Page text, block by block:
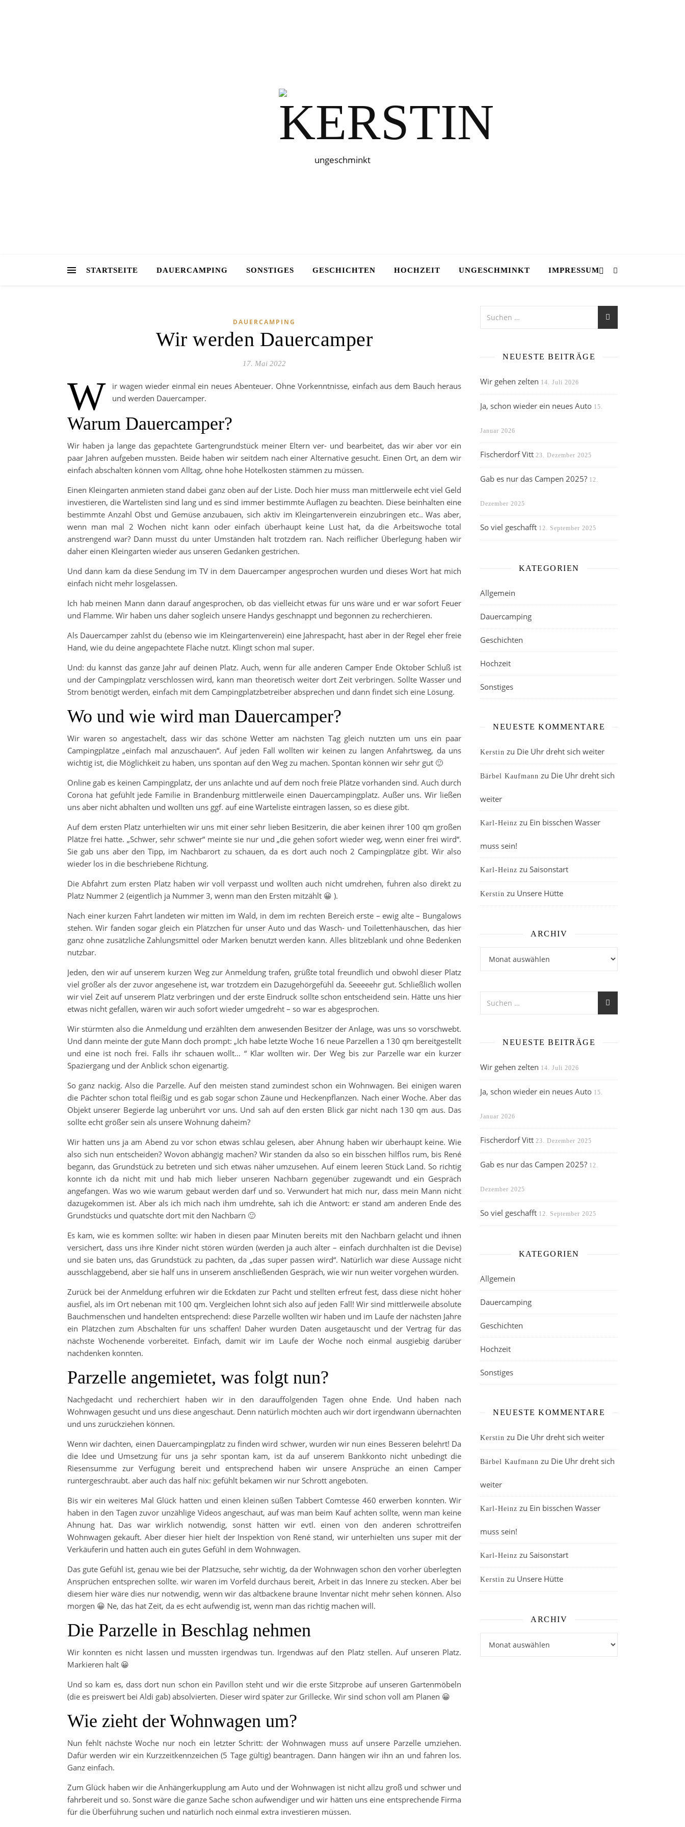
ungeschminkt
STARTSEITE DAUERCAMPING SONSTIGES GESCHICHTEN HOCHZEIT UNGESCHMINKT IMPRESSUM
DAUERCAMPING
Wir werden Dauercamper
17. Mai 2022
W
ir wagen wieder einmal ein neues Abenteuer. Ohne Vorkenntnisse, einfach aus dem Bauch heraus
und werden Dauercamper.
Warum Dauercamper?
Wir haben ja lange das gepachtete Gartengrundstück meiner Eltern ver- und bearbeitet, das wir aber vor ein
paar Jahren aufgeben mussten. Beide haben wir seitdem nach einer Alternative gesucht. Einen Ort, an dem wir
einfach abschalten können vom Alltag, ohne hohe Hotelkosten stämmen zu müssen.
Einen Kleingarten anmieten stand dabei ganz oben auf der Liste. Doch hier muss man mittlerweile echt viel Geld
investieren, die Wartelisten sind lang und es sind immer bestimmte Auflagen zu beachten. Diese beinhalten eine
bestimmte Anzahl Obst und Gemüse anzubauen, sich aktiv im Kleingartenverein einzubringen etc.. Was aber,
wenn man mal 2 Wochen nicht kann oder einfach überhaupt keine Lust hat, da die Arbeitswoche total
anstrengend war? Dann musst du unter Umständen halt trotzdem ran. Nach reiflicher Überlegung haben wir
daher einen Kleingarten wieder aus unseren Gedanken gestrichen.
Und dann kam da diese Sendung im TV in dem Dauercamper angesprochen wurden und dieses Wort hat mich
einfach nicht mehr losgelassen.
Ich hab meinen Mann dann darauf angesprochen, ob das vielleicht etwas für uns wäre und er war sofort Feuer
und Flamme. Wir haben uns daher sogleich unsere Handys geschnappt und begonnen zu recherchieren.
Als Dauercamper zahlst du (ebenso wie im Kleingartenverein) eine Jahrespacht, hast aber in der Regel eher freie
Hand, wie du deine angepachtete Fläche nutzt. Klingt schon mal super.
Und: du kannst das ganze Jahr auf deinen Platz. Auch, wenn für alle anderen Camper Ende Oktober Schluß ist
und der Campingplatz verschlossen wird, kann man theoretisch weiter dort Zeit verbringen. Sollte Wasser und
Strom benötigt werden, einfach mit dem Campingplatzbetreiber absprechen und dann findet sich eine Lösung.
Wo und wie wird man Dauercamper?
Wir waren so angestachelt, dass wir das schöne Wetter am nächsten Tag gleich nutzten um uns ein paar
Campingplätze „einfach mal anzuschauen“. Auf jeden Fall wollten wir keinen zu langen Anfahrtsweg, da uns
wichtig ist, die Möglichkeit zu haben, uns spontan auf den Weg zu machen. Spontan können wir sehr gut 🙂
Online gab es keinen Campingplatz, der uns anlachte und auf dem noch freie Plätze vorhanden sind. Auch durch
Corona hat gefühlt jede Familie in Brandenburg mittlerweile einen Dauercampingplatz. Außer uns. Wir ließen
uns aber nicht abhalten und wollten uns ggf. auf eine Warteliste eintragen lassen, so es diese gibt.
Auf dem ersten Platz unterhielten wir uns mit einer sehr lieben Besitzerin, die aber keinen ihrer 100 qm großen
Plätze frei hatte. „Schwer, sehr schwer“ meinte sie nur und „die gehen sofort wieder weg, wenn einer frei wird“.
Sie gab uns aber den Tipp, im Nachbarort zu schauen, da es dort auch noch 2 Campingplätze gibt. Wir also
wieder los in die beschriebene Richtung.
Die Abfahrt zum ersten Platz haben wir voll verpasst und wollten auch nicht umdrehen, fuhren also direkt zu
Platz Nummer 2 (eigentlich ja Nummer 3, wenn man den Ersten mitzählt 😀 ).
Nach einer kurzen Fahrt landeten wir mitten im Wald, in dem im rechten Bereich erste – ewig alte – Bungalows
stehen. Wir fanden sogar gleich ein Plätzchen für unser Auto und das Wasch- und Toilettenhäuschen, das hier
ganz ohne zusätzliche Zahlungsmittel oder Marken benutzt werden kann. Alles blitzeblank und ohne Bedenken
nutzbar.
Jeden, den wir auf unserem kurzen Weg zur Anmeldung trafen, grüßte total freundlich und obwohl dieser Platz
viel größer als der zuvor angesehene ist, war trotzdem ein Dazugehörgefühl da. Seeeeehr gut. Schließlich wollen
wir viel Zeit auf unserem Platz verbringen und der erste Eindruck sollte schon entscheidend sein. Hätte uns hier
etwas nicht gefallen, wären wir auch sofort wieder umgedreht – so war es abgesprochen.
Wir stürmten also die Anmeldung und erzählten dem anwesenden Besitzer der Anlage, was uns so vorschwebt.
Und dann meinte der gute Mann doch prompt: „Ich habe letzte Woche 16 neue Parzellen a 130 qm bereitgestellt
und eine ist noch frei. Falls ihr schauen wollt… “ Klar wollten wir. Der Weg bis zur Parzelle war ein kurzer
Spaziergang und der Anblick schon eigenartig.
So ganz nackig. Also die Parzelle. Auf den meisten stand zumindest schon ein Wohnwagen. Bei einigen waren
die Pächter schon total fleißig und es gab sogar schon Zäune und Heckenpflanzen. Nach einer Woche. Aber das
Objekt unserer Begierde lag unberührt vor uns. Und sah auf den ersten Blick gar nicht nach 130 qm aus. Das
sollte echt größer sein als unsere Wohnung daheim?
Wir hatten uns ja am Abend zu vor schon etwas schlau gelesen, aber Ahnung haben wir überhaupt keine. Wie
also sich nun entscheiden? Wovon abhängig machen? Wir standen da also so ein bisschen hilflos rum, bis René
begann, das Grundstück zu betreten und sich etwas näher umzusehen. Auf einem leeren Stück Land. So richtig
konnte ich da nicht mit und hab mich lieber unseren Nachbarn gegenüber zugewandt und ein Gespräch
angefangen. Was wo wie warum gebaut werden darf und so. Verwundert hat mich nur, dass mein Mann nicht
dazugekommen ist. Aber als ich mich nach ihm umdrehte, sah ich die Antwort: er stand am anderen Ende des
Grundstücks und quatschte dort mit den Nachbarn 🙂
Es kam, wie es kommen sollte: wir haben in diesen paar Minuten bereits mit den Nachbarn gelacht und ihnen
versichert, dass uns ihre Kinder nicht stören würden (werden ja auch älter – einfach durchhalten ist die Devise)
und sie baten uns, das Grundstück zu pachten, da „das super passen wird“. Natürlich war diese Aussage nicht
ausschlaggebend, aber sie half uns in unserem anschließenden Gespräch, wie wir nun weiter vorgehen würden.
Zurück bei der Anmeldung erfuhren wir die Eckdaten zur Pacht und stellten erfreut fest, dass diese nicht höher
ausfiel, als im Ort nebenan mit 100 qm. Vergleichen lohnt sich also auf jeden Fall! Wir sind mittlerweile absolute
Bauchmenschen und handelten entsprechend: diese Parzelle wollten wir haben und im Laufe der nächsten Jahre
ein Plätzchen zum Abschalten für uns schaffen! Daher wurden Daten ausgetauscht und der Vertrag für das
nächste Wochenende vorbereitet. Einfach, damit wir im Laufe der Woche noch einmal ausgiebig darüber
nachdenken konnten.
Parzelle angemietet, was folgt nun?
Nachgedacht und recherchiert haben wir in den darauffolgenden Tagen ohne Ende. Und haben nach
Wohnwagen gesucht und uns diese angeschaut. Denn natürlich möchten auch wir dort irgendwann übernachten
und uns zurückziehen können.
Wenn wir dachten, einen Dauercampingplatz zu finden wird schwer, wurden wir nun eines Besseren belehrt! Da
die Idee und Umsetzung für uns ja sehr spontan kam, ist da auf unserem Bankkonto nicht unbedingt die
Riesensumme zur Verfügung bereit und entsprechend haben wir unsere Ansprüche an einen Camper
runtergeschraubt. aber auch das half nix: gefühlt bekamen wir nur Schrott angeboten.
Bis wir ein weiteres Mal Glück hatten und einen kleinen süßen Tabbert Comtesse 460 erwerben konnten. Wir
haben in den Tagen zuvor unzählige Videos angeschaut, auf was man beim Kauf achten sollte, wenn man keine
Ahnung hat. Das war wirklich notwendig, sonst hätten wir evtl. einen von den anderen schrottreifen
Wohnwagen gekauft. Aber dieser hier hielt der Inspektion von René stand, wir unterhielten uns super mit der
Verkäuferin und hatten auch ein gutes Gefühl in dem Wohnwagen.
Das gute Gefühl ist, genau wie bei der Platzsuche, sehr wichtig, da der Wohnwagen schon den vorher überlegten
Ansprüchen entsprechen sollte. wir waren im Vorfeld durchaus bereit, Arbeit in das Innere zu stecken. Aber bei
diesem hier wäre dies nur notwendig, wenn wir das altbackene braune Inventar nicht mehr sehen können. Also
morgen 😀 Ne, das hat Zeit, da es echt aufwendig ist, wenn man das richtig machen will.
Die Parzelle in Beschlag nehmen
Wir konnten es nicht lassen und mussten irgendwas tun. Irgendwas auf den Platz stellen. Auf unseren Platz.
Markieren halt 😀
Und so kam es, dass dort nun schon ein Pavillon steht und wir die erste Sitzprobe auf unseren Gartenmöbeln
(die es preiswert bei Aldi gab) absolvierten. Dieser wird später zur Grillecke. Wir sind schon voll am Planen 😀
Wie zieht der Wohnwagen um?
Nun fehlt nächste Woche nur noch ein letzter Schritt: der Wohnwagen muss auf unsere Parzelle umziehen.
Dafür werden wir ein Kurzzeitkennzeichen (5 Tage gültig) beantragen. Dann hängen wir ihn an und fahren los.
Ganz einfach.
Zum Glück haben wir die Anhängerkupplung am Auto und der Wohnwagen ist nicht allzu groß und schwer und
fahrbereit und so. Sonst wäre die ganze Sache schon aufwendiger und wir hätten uns eine entsprechende Firma
für die Überführung suchen und natürlich noch einmal extra investieren müssen.
NEUESTE BEITRÄGE
Wir gehen zelten 14. Juli 2026
Ja, schon wieder ein neues Auto 15.
Januar 2026
Fischerdorf Vitt 23. Dezember 2025
Gab es nur das Campen 2025? 12.
Dezember 2025
So viel geschafft 12. September 2025
KATEGORIEN
Allgemein
Dauercamping
Geschichten
Hochzeit
Sonstiges
NEUESTE KOMMENTARE
Kerstin zu Die Uhr dreht sich weiter
Bärbel Kaufmann zu Die Uhr dreht sich
weiter
Karl-Heinz zu Ein bisschen Wasser
muss sein!
Karl-Heinz zu Saisonstart
Kerstin zu Unsere Hütte
ARCHIV
NEUESTE BEITRÄGE
Wir gehen zelten 14. Juli 2026
Ja, schon wieder ein neues Auto 15.
Januar 2026
Fischerdorf Vitt 23. Dezember 2025
Gab es nur das Campen 2025? 12.
Dezember 2025
So viel geschafft 12. September 2025
KATEGORIEN
Allgemein
Dauercamping
Geschichten
Hochzeit
Sonstiges
NEUESTE KOMMENTARE
Kerstin zu Die Uhr dreht sich weiter
Bärbel Kaufmann zu Die Uhr dreht sich
weiter
Karl-Heinz zu Ein bisschen Wasser
muss sein!
Karl-Heinz zu Saisonstart
Kerstin zu Unsere Hütte
ARCHIV